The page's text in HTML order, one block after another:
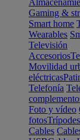
Gaming &
Smart home
Wearables
Televisión
Accesorios
Movilidad
eléctricas
Telefonía
Foto y vídeo
fotosTrípodes
Cables